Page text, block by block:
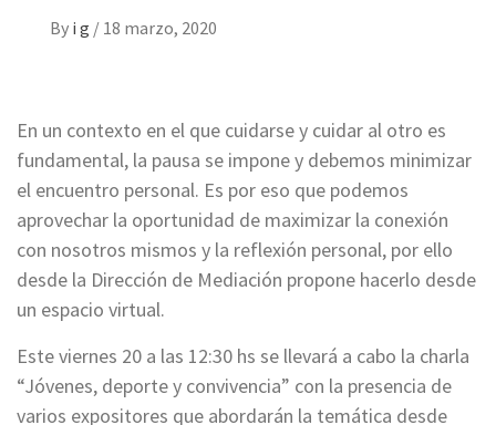
By i g / 18 marzo, 2020
En un contexto en el que cuidarse y cuidar al otro es
fundamental, la pausa se impone y debemos minimizar
el encuentro personal. Es por eso que podemos
aprovechar la oportunidad de maximizar la conexión
con nosotros mismos y la reflexión personal, por ello
desde la Dirección de Mediación propone hacerlo desde
un espacio virtual.
Este viernes 20 a las 12:30 hs se llevará a cabo la charla
“Jóvenes, deporte y convivencia” con la presencia de
varios expositores que abordarán la temática desde